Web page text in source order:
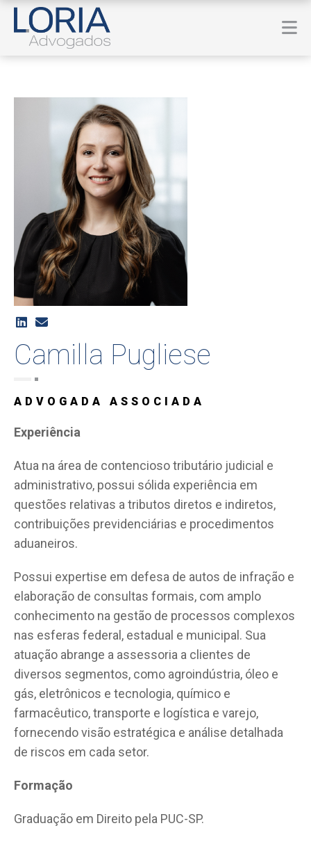
Camilla Pugliese
ADVOGADA ASSOCIADA
Experiência
Atua na área de contencioso tributário judicial e
administrativo, possui sólida experiência em
questões relativas a tributos diretos e indiretos,
contribuições previdenciárias e procedimentos
aduaneiros.
Possui expertise em defesa de autos de infração e
elaboração de consultas formais, com amplo
conhecimento na gestão de processos complexos
nas esferas federal, estadual e municipal. Sua
atuação abrange a assessoria a clientes de
diversos segmentos, como agroindústria, óleo e
gás, eletrônicos e tecnologia, químico e
farmacêutico, transporte e logística e varejo,
fornecendo visão estratégica e análise detalhada
de riscos em cada setor.
Formação
Graduação em Direito pela PUC-SP.